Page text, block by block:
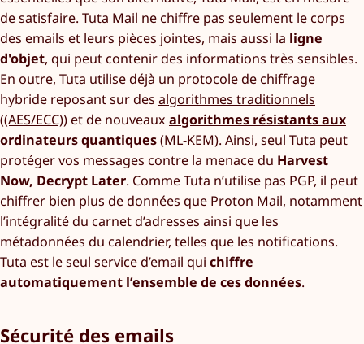
de satisfaire. Tuta Mail ne chiffre pas seulement le corps
des emails et leurs pièces jointes, mais aussi la ligne
d'objet, qui peut contenir des informations très sensibles.
En outre, Tuta utilise déjà un protocole de chiffrage
hybride reposant sur des algorithmes traditionnels
((AES/ECC)) et de nouveaux algorithmes résistants aux
ordinateurs quantiques(ML-KEM). Ainsi, seul Tuta peut
protéger vos messages contre la menace du Harvest
Now, Decrypt Later. Comme Tuta n’utilise pas PGP, il peut
chiffrer bien plus de données que Proton Mail, notamment
l’intégralité du carnet d’adresses ainsi que les
métadonnées du calendrier, telles que les notifications.
Tuta est le seul service d’email qui chiffre
automatiquement l’ensemble de ces données.
Sécurité des emails